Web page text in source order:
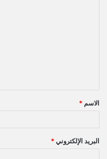
ق
*
الاسم *
البريد الإلكتروني *